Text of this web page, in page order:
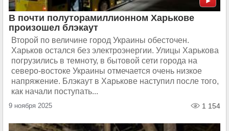
В почти полуторамиллионном Харькове
произошел блэкаут
Второй по величине город Украины обесточен.
Харьков остался без электроэнергии. Улицы Харькова
погрузились в темноту, в бытовой сети города на
северо-востоке Украины отмечается очень низкое
напряжение. Блэкаут в Харькове наступил после того,
как начали поступать...
9 ноября 2025 1 154